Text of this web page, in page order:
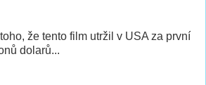
že tento film utržil v USA za první
dolarů...